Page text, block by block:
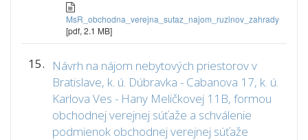
MsR_obchodna_verejna_sutaz_najom_ruzinov_zahrady
[pdf, 2.1 MB]
15.
Návrh na nájom nebytových priestorov v
Bratislave, k. ú. Dúbravka - Cabanova 17, k. ú.
Karlova Ves - Hany Meličkovej 11B, formou
obchodnej verejnej súťaže a schválenie
podmienok obchodnej verejnej súťaže